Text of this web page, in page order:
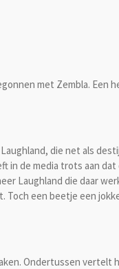
met Zembla. Een
die net als
in de media trots aan dat
Laughland die daar
Toch een beetje een
Ondertussen vertelt